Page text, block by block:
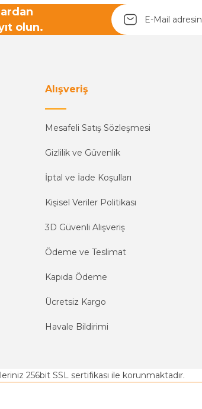
olun.
Alışveriş
Mesafeli Satış Sözleşmesi
Gizlilik ve Güvenlik
İptal ve İade Koşulları
Kişisel Veriler Politikası
3D Güvenli Alışveriş
Ödeme ve Teslimat
Kapıda Ödeme
Ücretsiz Kargo
Havale Bildirimi
256bit SSL sertifikası ile korunmaktadır.